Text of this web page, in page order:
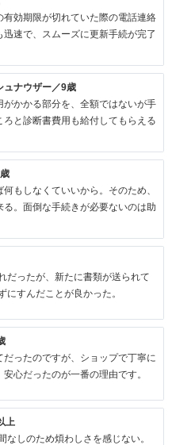
効期限が切れていた際の電話連絡
迅速で、スムーズに更新手続が完了
ュナウザー／9歳
がかかる部分を、全額ではないが手
と診断書費用も給付してもらえる
もしなくていいから。そのため、
。面倒な手続きが必要ないのは助
だったが、新たに書類が送られて
にすんだことが良かった。
ったのですが、ショップで丁寧に
心だったのが一番の理由です。
上
なしのため煩わしさを感じない。